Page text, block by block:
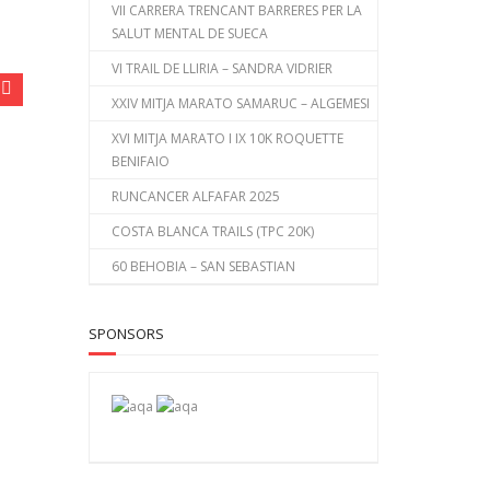
VII CARRERA TRENCANT BARRERES PER LA
SALUT MENTAL DE SUECA
VI TRAIL DE LLIRIA – SANDRA VIDRIER
XXIV MITJA MARATO SAMARUC – ALGEMESI
XVI MITJA MARATO I IX 10K ROQUETTE
BENIFAIO
RUNCANCER ALFAFAR 2025
COSTA BLANCA TRAILS (TPC 20K)
60 BEHOBIA – SAN SEBASTIAN
SPONSORS